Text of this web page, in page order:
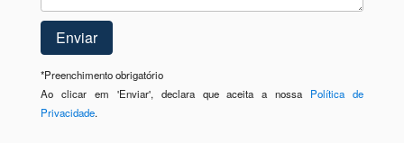
*Preenchimento obrigatório
Ao clicar em 'Enviar', declara que aceita a nossa Política de
Privacidade.